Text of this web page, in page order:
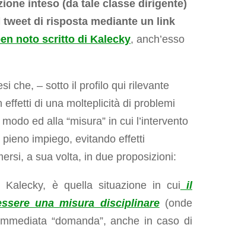
inteso (da tale classe dirigente)
di risposta mediante un link
noto scritto di Kalecky, anch’esso
che, – sotto il profilo qui rilevante
effetti di una molteplicità di problemi
ed alla “misura” in cui l’intervento
impiego, evitando effetti
a sua volta, in due proposizioni:
Kalecky, è quella situazione in cui il
una misura disciplinare(onde
“domanda”, anche in caso di